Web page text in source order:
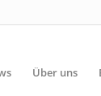
Über uns